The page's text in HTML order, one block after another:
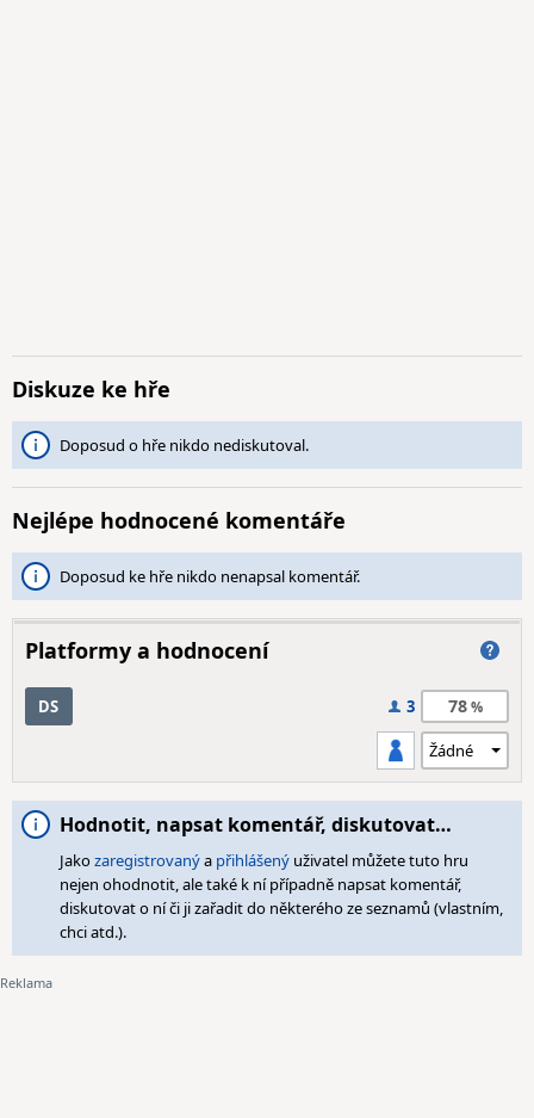
Diskuze ke hře
Doposud o hře nikdo nediskutoval.
Nejlépe hodnocené komentáře
Doposud ke hře nikdo nenapsal komentář.
Platformy a hodnocení
DS 3 78
Hodnotit, napsat komentář, diskutovat…
Jakozaregistrovanýa přihlášený uživatel můžete tuto hru
nejen ohodnotit, ale také k ní případně napsat komentář,
diskutovat o ní či ji zařadit do některého ze seznamů (vlastním,
chci atd.).